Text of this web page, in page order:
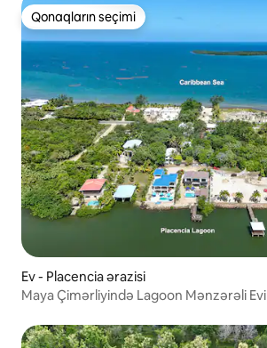
Qonaqların seçimi
Qonaqların seçimi
Ev - Placencia ərazisi
Maya Çimərliyində Lagoon Mənzərəli Evi